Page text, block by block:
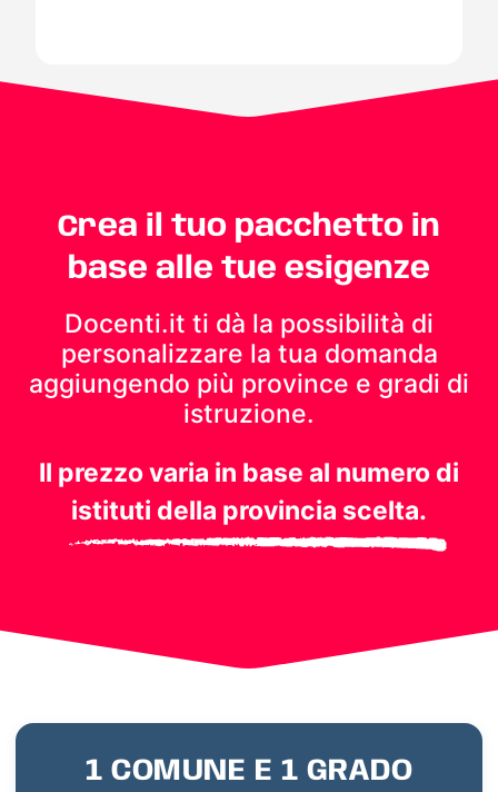
Crea il tuo pacchetto in
base alle tue esigenze
Docenti.it ti dà la possibilità di
personalizzare la tua domanda
aggiungendo più province e gradi di
istruzione.
Il prezzo varia in base al numero di
istituti della provincia scelta.
1 COMUNE E 1 GRADO